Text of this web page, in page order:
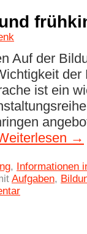
Auf der
der
ist ein
→
, Informationen
Aufgaben,